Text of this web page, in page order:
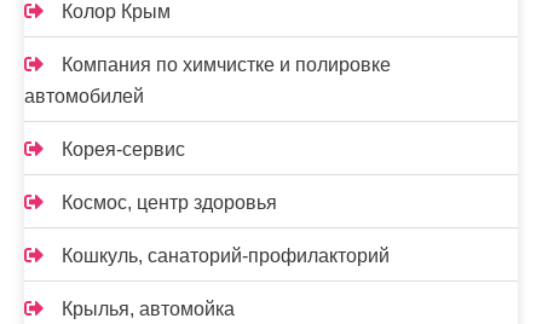
Колор Крым
Компания по химчистке и полировке
автомобилей
Корея-сервис
Космос, центр здоровья
Кошкуль, санаторий-профилакторий
Крылья, автомойка